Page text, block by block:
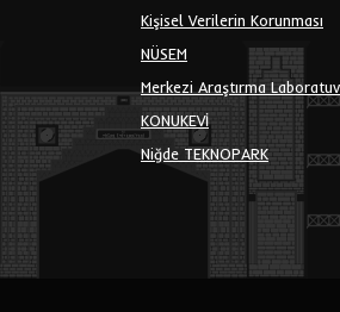
Kişisel Verilerin Korunması
NÜSEM
Merkezi Araştırma
KONUKEVİ
Niğde TEKNOPARK